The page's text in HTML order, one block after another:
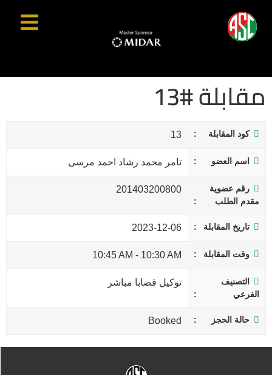
مقابلة #13
كود المقابلة 13
اسم العضو تامر محمد رشاد احمد مرسى
رقم عضوية
مقدم الطلب
201403200800
تاريخ المقابلة 2023-12-06
وقت المقابلة 10:30 AM
-
10:45 AM
التصنيف
الفرعي
توكيل قضابا مباشر
حالة الحجز Booked